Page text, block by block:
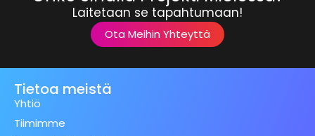
Laitetaan se tapahtumaan!
Ota Meihin Yhteyttä
Tietoa meistä
Yhtiö
Tiimimme